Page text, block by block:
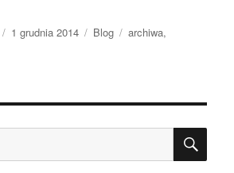
Data
1 grudnia 2014 Kategorie
Blog Tagi
archiwa,